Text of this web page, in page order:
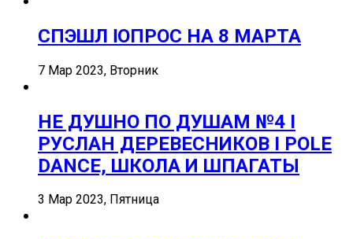
СПЭШЛ ӏ ОПРОС НА 8 МАРТА
7 Мар 2023, Вторник
НЕ ДУШНО ПО ДУШАМ №4 I
РУСЛАН ДЕРЕВЕСНИКОВ I POLE
DANCE, ШКОЛА И ШПАГАТЫ
3 Мар 2023, Пятница